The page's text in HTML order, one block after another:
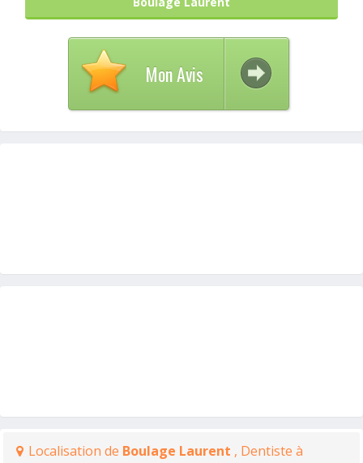
Mon Avis
Localisation de Boulage Laurent , Dentiste à